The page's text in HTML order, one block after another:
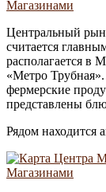
Центральный
считается
располагается в
«Метро
фермерские
представлены
Рядом находится